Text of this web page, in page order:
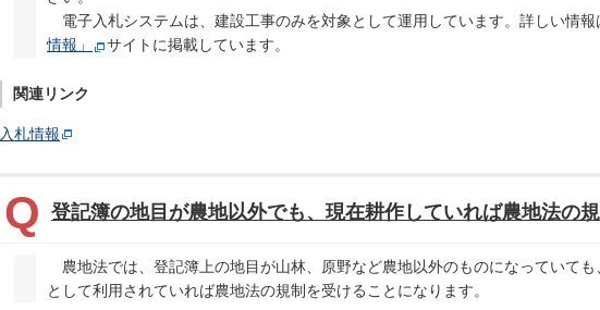
電子入札システムは、建設工事のみを対象として運用しています。詳しい情
情報」
サイトに掲載しています。
関連リンク
入札情報
登記簿の地目が農地以外でも、現在耕作していれば農地法の規
農地法では、登記簿上の地目が山林、原野など農地以外のものになっていて
として利用されていれば農地法の規制を受けることになります。